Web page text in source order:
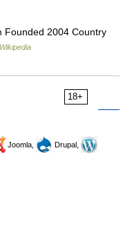
2004 Country
Wikipedia
18+
Joomla,
Drupal,